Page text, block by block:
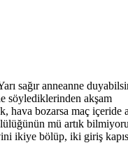
sağır anneanne
söylediklerinden akşam
hava bozarsa maç içeride
mü artık
ikiye bölüp, iki giriş